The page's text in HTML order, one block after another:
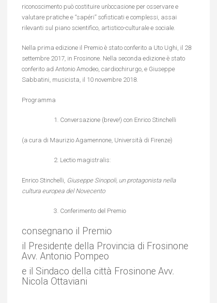
riconoscimento può costituire un’occasione per osservare e
valutare pratiche e “sapéri” sofisticati e complessi, assai
rilevanti sul piano scientifico, artistico-culturale e sociale.
Nella prima edizione il Premio è stato conferito a Uto Ughi, il 28
settembre 2017, in Frosinone. Nella seconda edizione è stato
conferito ad Antonio Amodeo, cardiochirurgo, e Giuseppe
Sabbatini, musicista, il 10 novembre 2018.
Programma
Conversazione (breve!) con Enrico Stinchelli
(a cura di Maurizio Agamennone, Università di Firenze)
Lectio magistralis:
Enrico Stinchelli, Giuseppe Sinopoli, un protagonista nella
cultura europea del Novecento
Conferimento del Premio
consegnano il Premio
il Presidente della Provincia di Frosinone
Avv. Antonio Pompeo
e il Sindaco della città Frosinone Avv.
Nicola Ottaviani